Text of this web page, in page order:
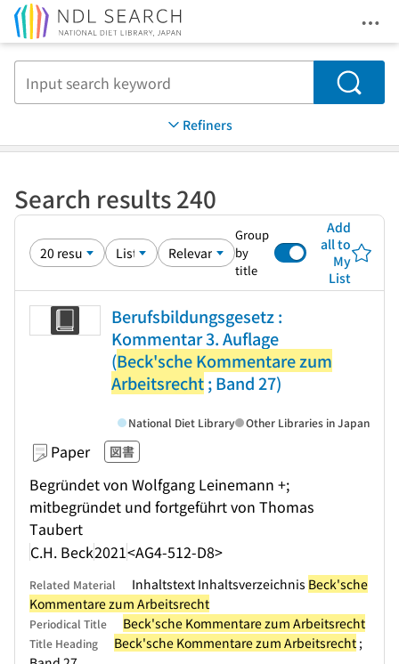
Search
Refiners
Search results 240
Group
by
title
Add
all to
My
List
Berufsbildungsgesetz :
Kommentar 3. Auflage
(Beck'sche Kommentare zum
Arbeitsrecht; Band 27)
Paper 図書
Begründet von Wolfgang Leinemann +;
mitbegründet und fortgeführt von Thomas
Taubert
C.H. Beck2021<AG4-512-D8>
National Diet Library Other Libraries in Japan
Related Material Inhaltstext Inhaltsverzeichnis Beck'sche
Kommentare zum Arbeitsrecht
Periodical Title Beck'sche Kommentare zum Arbeitsrecht
Title Heading Beck'sche Kommentare zum Arbeitsrecht ;